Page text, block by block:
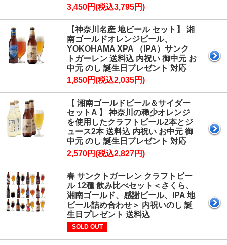
3,450円(税込3,795円)
【神奈川名産 地ビール セット】 湘
南ゴールドオレンジビール、
YOKOHAMA XPA （IPA）サンク
トガーレン 送料込 内祝い 御中元 お
中元 のし 誕生日プレゼント 対応
1,850円(税込2,035円)
【 湘南ゴールドビール＆サイダー
セットA 】 神奈川の稀少オレンジ
を使用したクラフトビール2本とジ
ュース2本 送料込 内祝い お中元 御
中元 のし 誕生日プレゼント 対応
2,570円(税込2,827円)
春 サンクトガーレン クラフトビー
ル 12種 飲み比べセット＜さくら、
湘南ゴールド、感謝ビール、IPA 地
ビール詰め合わせ＞ 内祝いのし 誕
生日プレゼント 送料込
SOLD OUT